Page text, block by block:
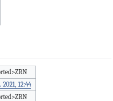
2021, 12:44